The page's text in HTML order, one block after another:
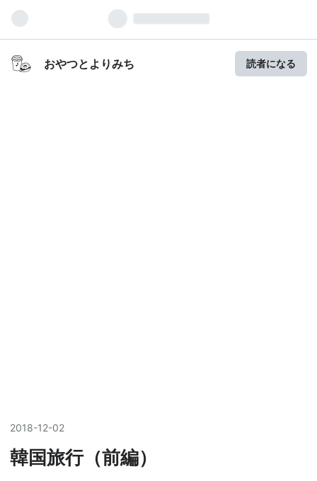
おやつとよりみち 読者になる
2018-12-02
韓国旅行（前編）